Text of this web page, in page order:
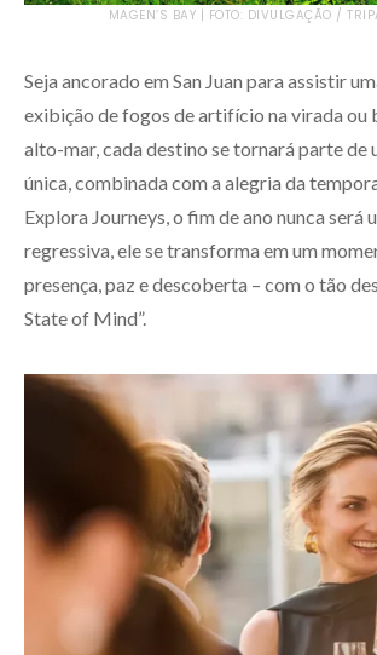
MAGEN’S BAY | FOTO: DIVULGAÇÃO /
Seja ancorado em San Juan para assistir
exibição de fogos de artifício na virada ou
alto-mar, cada destino se tornará parte de
única, combinada com a alegria da
Explora Journeys, o fim de ano nunca será
regressiva, ele se transforma em um
presença, paz e descoberta – com o tão
State of Mind”.